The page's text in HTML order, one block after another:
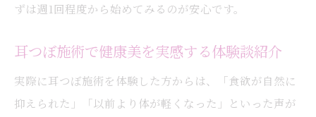
ずは週1回程度から始めてみるのが安心です。
耳つぼ施術で健康美を実感する体験談紹介
実際に耳つぼ施術を体験した方からは、「食欲が自然に
抑えられた」「以前より体が軽くなった」といった声が